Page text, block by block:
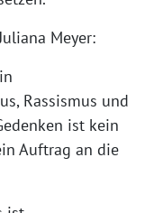
Meyer:
Rassismus und
ist kein
Auftrag an die